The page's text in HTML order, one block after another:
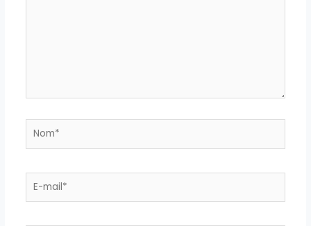
Nom*
E-